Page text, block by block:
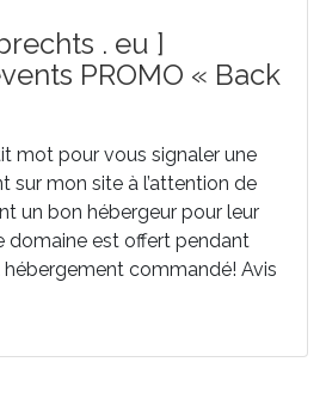
vendredi
27
novembre
! »
. eu ]
PROMO « Back
mot pour vous signaler une
sur mon site à l’attention de
un bon hébergeur pour leur
domaine est offert pendant
commandé! Avis